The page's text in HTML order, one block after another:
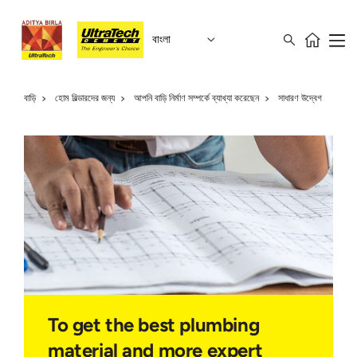
বাংলা
বাড়ি হোম বিল্ডারদের জন্য আপনি বাড়ি নির্মাণ সম্পর্কে ব্যাখ্যা করেছেন সাধারণ উদ্বেগ
To get the best plumbing
material and more expert